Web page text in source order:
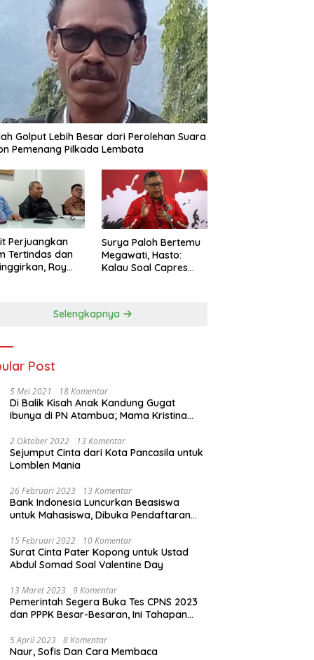
Golput Lebih Besar dari Perolehan Suara
Pemenang Pilkada Lembata
Perjuangkan
Tertindas dan
Roy
Surya Paloh Bertemu
Megawati, Hasto:
Kalau Soal Capres
Selengkapnya
Post
5 Mei 2021 18 Komentar
Di Balik Kisah Anak Kandung Gugat
Ibunya di PN Atambua; Mama Kristina
2 Oktober 2022 13 Komentar
Sejumput Cinta dari Kota Pancasila untuk
Lomblen Mania
26 Februari 2023 13 Komentar
Bank Indonesia Luncurkan Beasiswa
untuk Mahasiswa, Dibuka Pendaftaran
15 Februari 2022 10 Komentar
Surat Cinta Pater Kopong untuk Ustad
Abdul Somad Soal Valentine Day
13 Maret 2023 9 Komentar
Pemerintah Segera Buka Tes CPNS 2023
dan PPPK Besar-Besaran, Ini Tahapan
5 April 2023 8 Komentar
Naur, Sofis Dan Cara Membaca